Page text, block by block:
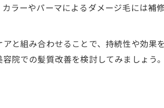
く美容院トリートメントを活用する方法
びで重要なヘアケア用品活用法
リートメントの料金相場と選び方
女性が知るべき持続ケア
ラーやパーマによるダメージ毛には補
と組み合わせることで、持続性や効果
院での髪質改善を検討してみましょう